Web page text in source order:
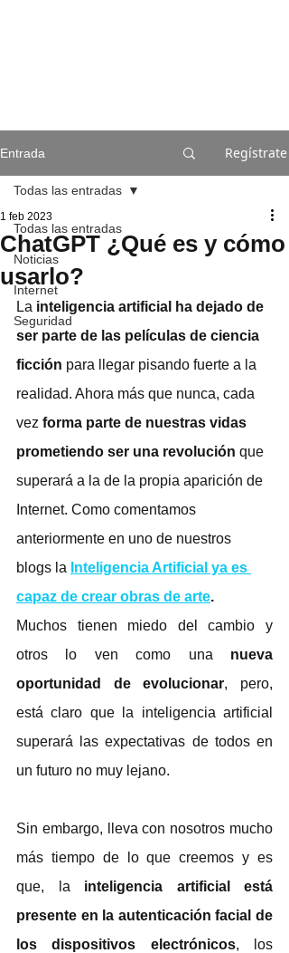
Entrada Regístrate
Todas las entradas
Noticias
Internet
Seguridad
Todas las entradas
ChatGPT ¿Qué es y cómo
usarlo?
1 feb 2023
La inteligencia artificial ha dejado de
ser parte de las películas de ciencia
ficción para llegar pisando fuerte a la
realidad. Ahora más que nunca, cada
vez forma parte de nuestras vidas
prometiendo ser una revolución que
superará a la de la propia aparición de
Internet. Como comentamos
anteriormente en uno de nuestros
blogs la Inteligencia Artificial ya es
capaz de crear obras de arte.
Muchos tienen miedo del cambio y
otros lo ven como una nueva
oportunidad de evolucionar, pero,
está claro que la inteligencia artificial
superará las expectativas de todos en
un futuro no muy lejano.
Sin embargo, lleva con nosotros mucho
más tiempo de lo que creemos y es
que, la inteligencia artificial está
presente en la autenticación facial de
los dispositivos electrónicos